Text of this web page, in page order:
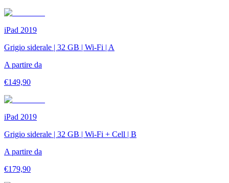
iPad 2019
Grigio siderale | 32 GB | Wi-Fi | A
A partire da
€149,90
iPad 2019
Grigio siderale | 32 GB | Wi-Fi + Cell | B
A partire da
€179,90